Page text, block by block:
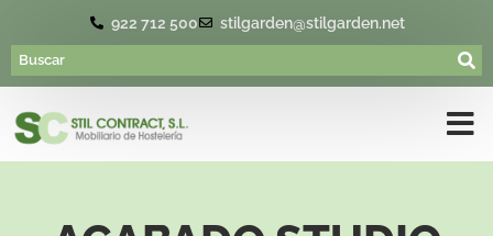
922 712 500 stilgarden@stilgarden.net